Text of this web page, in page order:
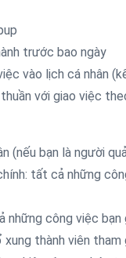
trước bao ngày
vào lịch cá nhân
với giao việc
(nếu bạn là người
tất cả những
những công việc
thành viên